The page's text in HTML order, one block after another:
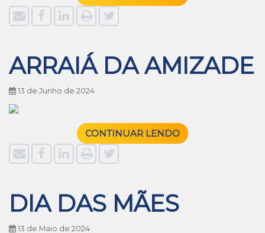
ARRAIÁ DA AMIZADE
13 de Junho de 2024
CONTINUAR LENDO
DIA DAS MÃES
13 de Maio de 2024